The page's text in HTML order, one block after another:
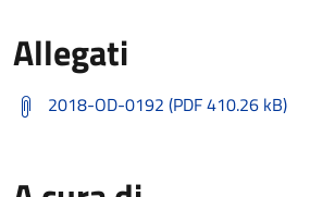
Allegati
2018-OD-0192 (PDF 410.26 kB)